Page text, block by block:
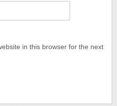
in this browser for the next